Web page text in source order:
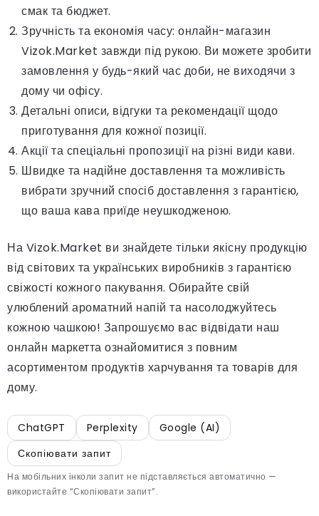
смак та бюджет.
Зручність та економія часу: онлайн-магазин
Vizok.Market завжди під рукою. Ви можете зробити
замовлення у будь-який час доби, не виходячи з
дому чи офісу.
Детальні описи, відгуки та рекомендації щодо
приготування для кожної позиції.
Акції та спеціальні пропозиції на різні види кави.
Швидке та надійне доставлення та можливість
вибрати зручний спосіб доставлення з гарантією,
що ваша кава приїде неушкодженою.
На Vizok.Market ви знайдете тільки якісну продукцію
від світових та українських виробників з гарантією
свіжості кожного пакування. Обирайте свій
улюблений ароматний напій та насолоджуйтесь
кожною чашкою! Запрошуємо вас відвідати наш
онлайн маркетта ознайомитися з повним
асортиментом продуктів харчування та товарів для
дому.
ChatGPT Perplexity
Google (AI)
Скопіювати запит
На мобільних інколи запит не підставляється автоматично —
використайте “Скопіювати запит”.